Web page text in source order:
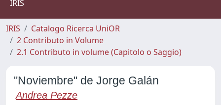
IRIS
IRIS
Catalogo Ricerca UniOR
2 Contributo in Volume
2.1 Contributo in volume (Capitolo o Saggio)
"Noviembre" de Jorge Galán
Andrea Pezze